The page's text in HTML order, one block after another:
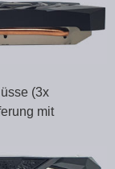
(3x
mit